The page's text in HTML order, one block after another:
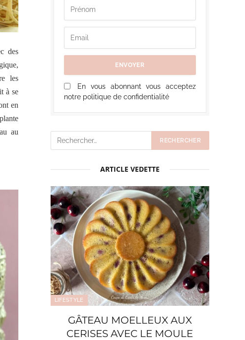
des
les
à se
en
au
En vous abonnant vous acceptez
notre politique de confidentialité
ARTICLE VEDETTE
LIFESTYLE
GÂTEAU MOELLEUX AUX
CERISES AVEC LE MOULE